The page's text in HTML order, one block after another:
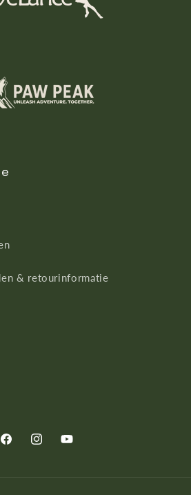
& retourinformatie
FacebookInstagramYouTube